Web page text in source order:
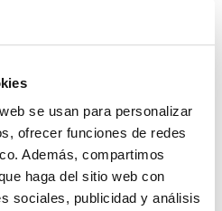
se usan para personalizar
ofrecer funciones de redes
Además, compartimos
haga del sitio web con
sociales, publicidad y análisis
compra.
para recibir nuestras ofertas
en tu primera compra.